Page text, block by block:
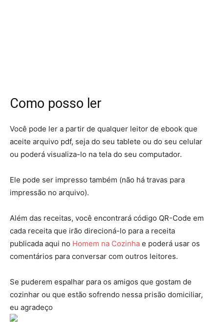
Como posso ler
Você pode ler a partir de qualquer leitor de ebook que
aceite arquivo pdf, seja do seu tablete ou do seu celular
ou poderá visualiza-lo na tela do seu computador.
Ele pode ser impresso também (não há travas para
impressão no arquivo).
Além das receitas, você encontrará código QR-Code em
cada receita que irão direcioná-lo para a receita
publicada aqui no Homem na Cozinha e poderá usar os
comentários para conversar com outros leitores.
Se puderem espalhar para os amigos que gostam de
cozinhar ou que estão sofrendo nessa prisão domiciliar,
eu agradeço